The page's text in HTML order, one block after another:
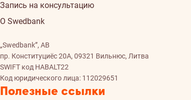
Запись на консультацию
О Swedbank
„Swedbank”, AB
пр. Конституциёс 20A, 09321 Вильнюс, Литва
SWIFT код HABALT22
Код юридического лица: 112029651
Полезные ссылки